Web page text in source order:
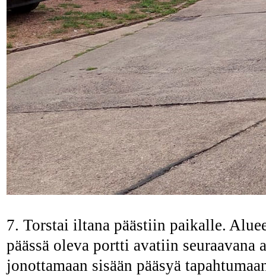
7. Torstai iltana päästiin paikalle.
päässä oleva portti avatiin
jonottamaan sisään pääsyä